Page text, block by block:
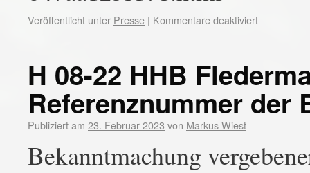
Veröffentlicht unter Presse | Kommentare deaktiviert
H 08-22 HHB
Referenznummer der
Publiziert am 23. Februar 2023 von Markus Wiest
Bekanntmachung